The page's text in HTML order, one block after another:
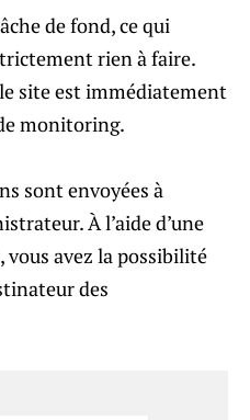
de fond, ce qui
rien à faire.
site est immédiatement
monitoring.
sont envoyées à
À l’aide d’une
vous avez la possibilité
des